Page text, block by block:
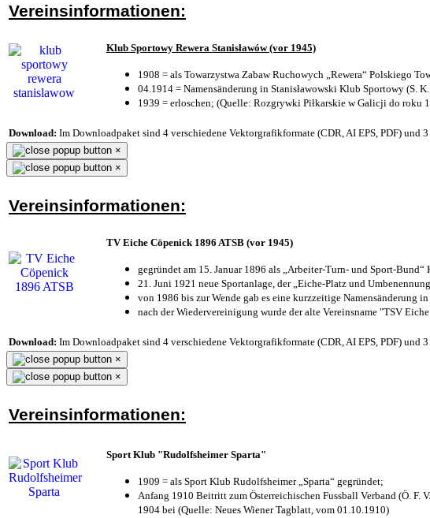
Vereinsinformationen:
Klub Sportowy Rewera Stanisławów (vor 1945)
1908 = als Towarzystwa Zabaw Ruchowych „Rewera“ Polskiego
04.1914 = Namensänderung in Stanisławowski Klub Sportowy (S.
1939 = erloschen; (Quelle: Rozgrywki Piłkarskie w Galicji do
Download: Im Downloadpaket sind 4 verschiedene Vektorgrafikformate (CDR, AI EPS, PDF) und
×
×
Vereinsinformationen:
TV Eiche Cöpenick 1896 ATSB (vor 1945)
gegründet am 15. Januar 1896 als „Arbeiter-Turn- und Sport-Bund“
21. Juni 1921 neue Sportanlage, der „Eiche-Platz und
von 1986 bis zur Wende gab es eine kurzzeitige Namensänderung
nach der Wiedervereinigung wurde der alte Vereinsname "TSV
Download: Im Downloadpaket sind 4 verschiedene Vektorgrafikformate (CDR, AI EPS, PDF) und
×
×
Vereinsinformationen:
Sport Klub "Rudolfsheimer Sparta"
1909 = als Sport Klub Rudolfsheimer „Sparta“ gegründet;
Anfang 1910 Beitritt zum Österreichischen Fussball Verband (Ö. F.
1904 bei (Quelle: Neues Wiener Tagblatt, vom 01.10.1910)